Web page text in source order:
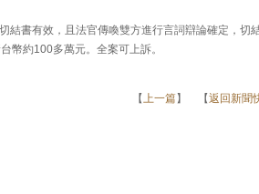
結書有效，且法官傳喚雙方進行言詞辯論確定，
幣約100多萬元。全案可上訴。
【上一篇】 【返回新聞